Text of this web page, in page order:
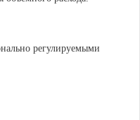
регулируемыми